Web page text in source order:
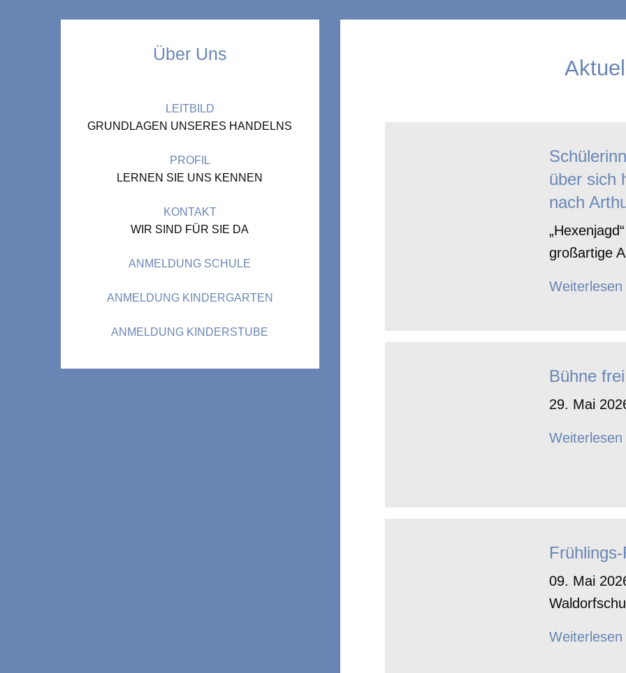
Über Uns
LEITBILD
GRUNDLAGEN UNSERES HANDELNS
PROFIL
LERNEN SIE UNS KENNEN
KONTAKT
WIR SIND FÜR SIE DA
ANMELDUNG SCHULE
ANMELDUNG KINDERGARTEN
ANMELDUNG KINDERSTUBE
über sich
nach
großartige
Weiterlesen
Bühne frei
29. Mai
Weiterlesen
09. Mai
Weiterlesen